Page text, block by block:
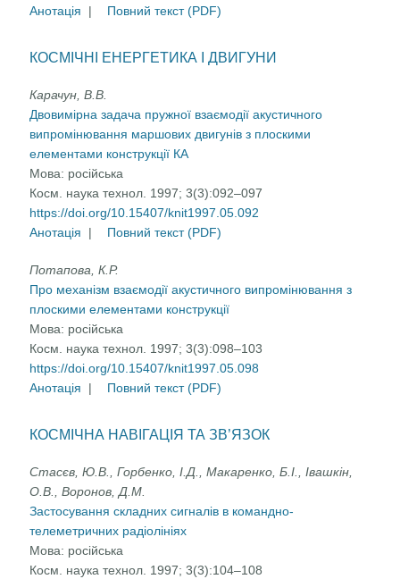
Анотація
| Повний текст (PDF)
КОСМІЧНІ ЕНЕРГЕТИКА І ДВИГУНИ
Карачун, В.В.
Двовимірна задача пружної взаємодії акустичного
випромінювання маршових двигунів з плоскими
елементами конструкції КА
Мова: російська
Косм. наука технол. 1997; 3(3):092–097
https://doi.org/10.15407/knit1997.05.092
Анотація
| Повний текст (PDF)
Потапова, К.Р.
Про механізм взаємодії акустичного випромінювання з
плоскими елементами конструкції
Мова: російська
Косм. наука технол. 1997; 3(3):098–103
https://doi.org/10.15407/knit1997.05.098
Анотація
| Повний текст (PDF)
КОСМІЧНА НАВІГАЦІЯ ТА ЗВ’ЯЗОК
Стасєв, Ю.В., Горбенко, І.Д., Макаренко, Б.І., Івашкін,
О.В., Воронов, Д.М.
Застосування складних сигналів в командно-
телеметричних радіолініях
Мова: російська
Косм. наука технол. 1997; 3(3):104–108